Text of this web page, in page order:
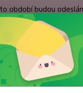
období budou
(Po-